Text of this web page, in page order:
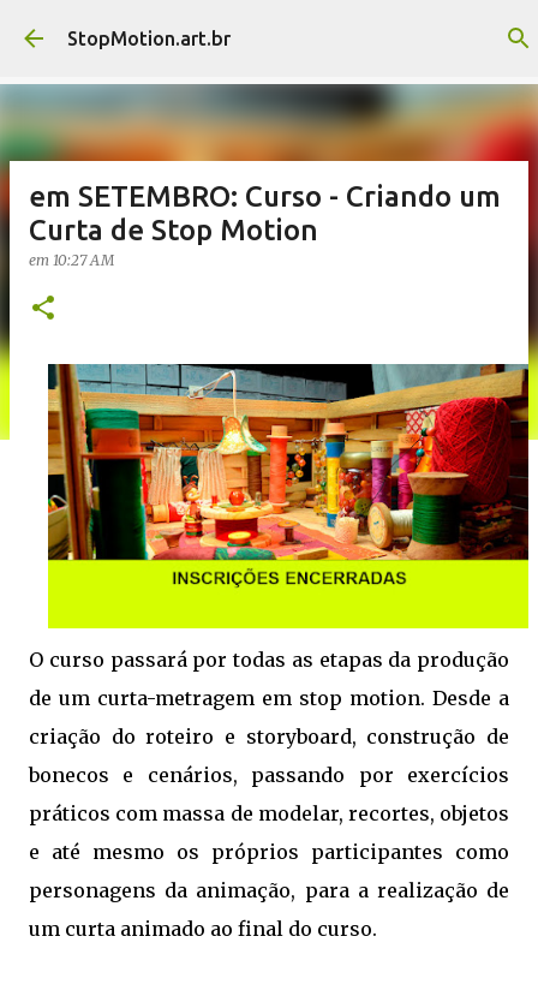
Pular para o conteúdo principal
StopMotion.art.br
em SETEMBRO: Curso - Criando um
Curta de Stop Motion
em 10:27 AM
O curso passará por todas as etapas da produção
de um curta-metragem em stop motion. Desde a
criação do roteiro e storyboard, construção de
bonecos e cenários, passando por exercícios
práticos com massa de modelar, recortes, objetos
e até mesmo os próprios participantes como
personagens da animação, para a realização de
um curta animado ao final do curso.